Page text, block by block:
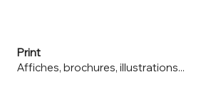
Print
Affiches, brochures, illustrations...